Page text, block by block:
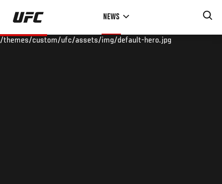
Skip
main
NEWS
/themes/custom/ufc/assets/img/default-hero.jpg